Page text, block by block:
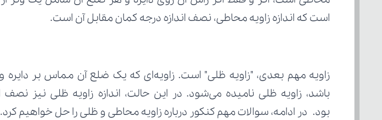
است که اندازه زاویه محاطی، نصف اندازه درجه کمان مقابل آن است.
بود. در ادامه، سوالات مهم کنکور درباره زاویه محاطی و ظلی را حل خواهیم کرد.